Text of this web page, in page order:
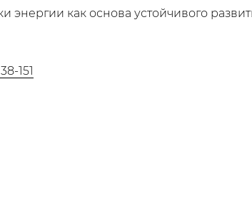
энергии как основа устойчивого
151